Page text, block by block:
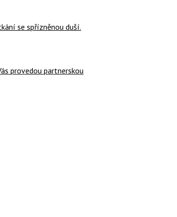
se spřízněnou duší.
provedou partnerskou